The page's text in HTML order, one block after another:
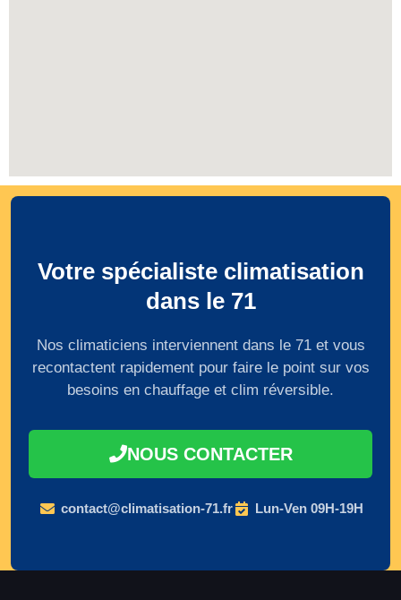
Votre spécialiste climatisation
dans le 71
Nos climaticiens interviennent dans le 71 et vous
recontactent rapidement pour faire le point sur vos
besoins en chauffage et clim réversible.
NOUS CONTACTER
contact@climatisation-71.fr Lun-Ven 09H-19H